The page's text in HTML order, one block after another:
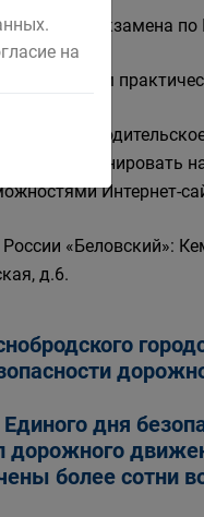
экзамена
— прием
заменить
можно спланировать
Интернет-
«Беловский»:
д.6.
дня
дорожного
более сотни
на